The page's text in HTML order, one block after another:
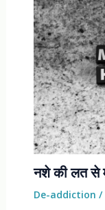
नशे की लत से
De-addiction /